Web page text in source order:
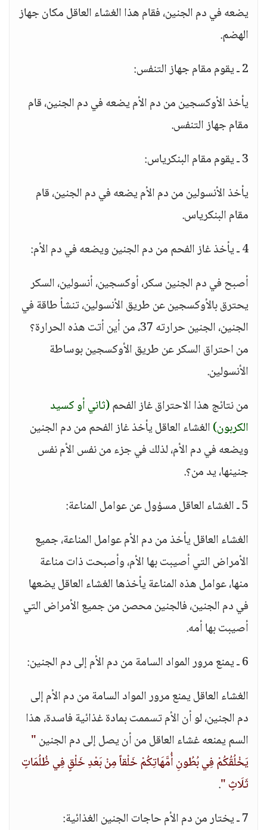
يضعه في دم الجنين، فقام هذا الغشاء العاقل مكان جهاز
الهضم.
2 ـ يقوم مقام جهاز التنفس:
يأخذ الأوكسجين من دم الأم يضعه في دم الجنين، قام
مقام جهاز التنفس.
3 ـ يقوم مقام البنكرياس:
يأخذ الأنسولين من دم الأم يضعه في دم الجنين، قام
مقام البنكرياس.
4 ـ يأخذ غاز الفحم من دم الجنين ويضعه في دم الأم:
أصبح في دم الجنين سكر، أوكسجين، أنسولين، السكر
يحترق بالأوكسجين عن طريق الأنسولين، تنشأ طاقة في
الجنين، الجنين حرارته 37، من أين أتت هذه الحرارة؟
من احتراق السكر عن طريق الأوكسجين بوساطة
الأنسولين.
من نتائج هذا الاحتراق غاز الفحم(ثاني أو كسيد
الكربون)الغشاء العاقل يأخذ غاز الفحم من دم الجنين
ويضعه في دم الأم، لذلك في جزء من نفس الأم نفس
جنينها، يد من؟.
5 ـ الغشاء العاقل مسؤول عن عوامل المناعة:
الغشاء العاقل يأخذ من دم الأم عوامل المناعة، جميع
الأمراض التي أصيبت بها الأم، وأصبحت ذات مناعة
منها، عوامل هذه المناعة يأخذها الغشاء العاقل يضعها
في دم الجنين، فالجنين محصن من جميع الأمراض التي
أصيبت بها أمه.
6 ـ يمنع مرور المواد السامة من دم الأم إلى دم الجنين:
الغشاء العاقل يمنع مرور المواد السامة من دم الأم إلى
دم الجنين، لو أن الأم تسممت بمادة غذائية فاسدة، هذا
السم يمنعه غشاء العاقل من أن يصل إلى دم الجنين"
يَخْلُقُكُمْ فِي بُطُونِ أُمَّهَاتِكُمْ خَلْقاً مِنْ بَعْدِ خَلْقٍ فِي ظُلُمَاتٍ
ثَلَاثٍ ".
7 ـ يختار من دم الأم حاجات الجنين الغذائية: